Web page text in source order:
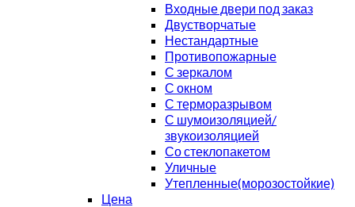
Входные двери под заказ
Двустворчатые
Нестандартные
Противопожарные
С зеркалом
С окном
С терморазрывом
С шумоизоляцией/
звукоизоляцией
Со стеклопакетом
Уличные
Утепленные(морозостойкие)
Цена